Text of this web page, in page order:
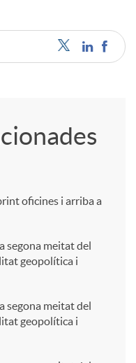
oficines i arriba a
segona meitat del
geopolítica i
segona meitat del
geopolítica i